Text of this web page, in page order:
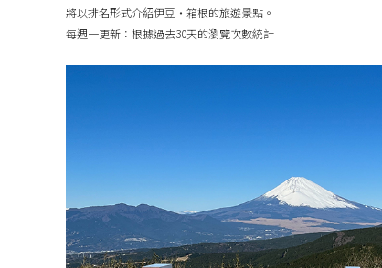
將以排名形式介紹伊豆・箱根的旅遊景點。
每週一更新：根據過去30天的瀏覽次數統計